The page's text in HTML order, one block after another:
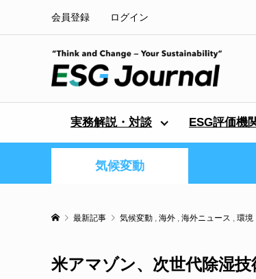
会員登録 ログイン
実務解説・対談 ESG評価機
気候変動
最新記事 気候変動 , 海外 , 海外ニュース , 環境
米アマゾン、次世代除湿